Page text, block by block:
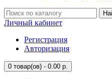
Личный кабинет
Регистрация
Авторизация
0 товар(ов) - 0.00 р.